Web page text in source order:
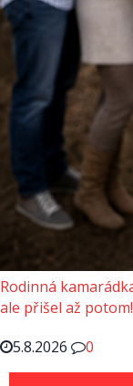
Rodinná
ale přišel až potom!
5.8.2026
0